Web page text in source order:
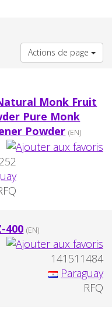
Actions de page
Monk Fruit
Pure Monk
Powder (EN)
400 (EN)
141511484
Paraguay
RFQ